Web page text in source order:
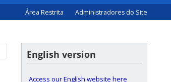
Área Restrita Administradores do Site
English version
Access our English website here